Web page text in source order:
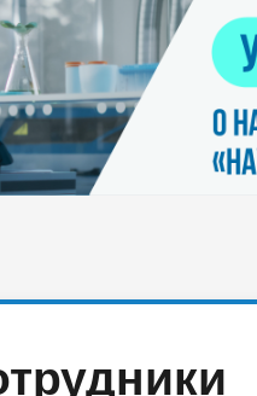
образования
вопросов
студенческих
с детьми